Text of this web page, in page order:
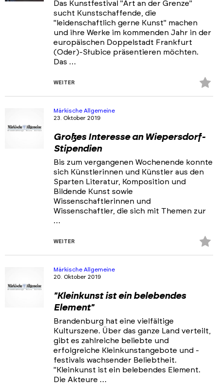
Das Kunstfestival "Art an der Grenze"
sucht Kunstschaffende, die
"leidenschaftlich gerne Kunst" machen
und ihre Werke im kommenden Jahr in der
europäischen Doppelstadt Frankfurt
(Oder)-Słubice präsentieren möchten.
Das …
WEITER
Märkische Allgemeine
23. Oktober 2019
Großes Interesse an Wiepersdorf-
Stipendien
Bis zum vergangenen Wochenende konnte
sich Künstlerinnen und Künstler aus den
Sparten Literatur, Komposition und
Bildende Kunst sowie
Wissenschaftlerinnen und
Wissenschaftler, die sich mit Themen zur
…
WEITER
Märkische Allgemeine
20. Oktober 2019
"Kleinkunst ist ein belebendes
Element"
Brandenburg hat eine vielfältige
Kulturszene. Über das ganze Land verteilt,
gibt es zahlreiche beliebte und
erfolgreiche Kleinkunstangebote und -
festivals wachsender Beliebtheit.
"Kleinkunst ist ein belebendes Element.
Die Akteure …